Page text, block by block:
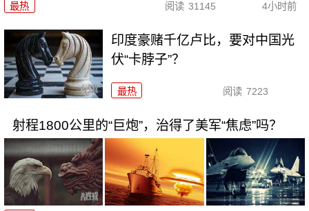
最热 阅读 31145 4小时前
印度豪赌千亿卢比，要对中国光
伏“卡脖子”？
最热 阅读 7223
射程1800公里的“巨炮”，治得了美军“焦虑”吗？